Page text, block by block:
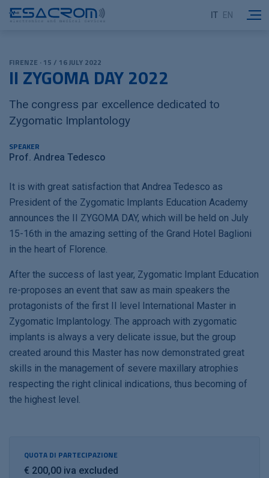
IT EN
FIRENZE · 15 / 16 JULY 2022
II ZYGOMA DAY 2022
The congress par excellence dedicated to
Zygomatic Implantology
SPEAKER
Prof. Andrea Tedesco
It is with great satisfaction that Andrea Tedesco as
President of the Zygomatic Implants Education Academy
announces the II ZYGOMA DAY, which will be held on July
15-16th in the amazing setting of the Grand Hotel Baglioni
in the heart of Florence.
After the success of last year, Zygomatic Implant Education
re-proposes an event that saw as main speakers the
protagonists of the first II level International Master in
Zygomatic Implantology. The approach with zygomatic
implants is always a very delicate issue, but the group
created around this Master has now demonstrated great
skills in the management of severe maxillary atrophies
respecting the right clinical indications, thus becoming of
the highest level.
QUOTA DI PARTECIPAZIONE
€ 200,00 iva excluded